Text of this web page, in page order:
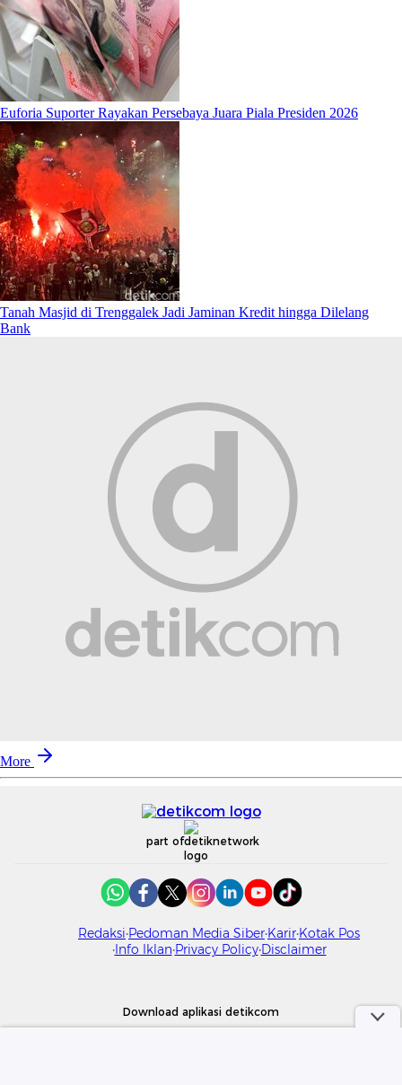
Euforia Suporter Rayakan Persebaya Juara Piala Presiden 2026
Tanah Masjid di Trenggalek Jadi Jaminan Kredit hingga Dilelang
Bank
More
part of
Redaksi Pedoman Media Siber Karir Kotak Pos
Info IklanPrivacy PolicyDisclaimer
Download aplikasi detikcom